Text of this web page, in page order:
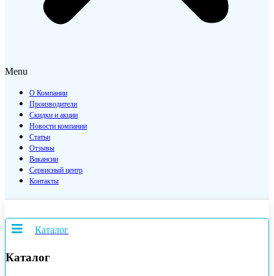
Menu
О Компании
Производители
Скидки и акции
Новости компании
Статьи
Отзывы
Вакансии
Сервисный центр
Контакты
Каталог
Каталог